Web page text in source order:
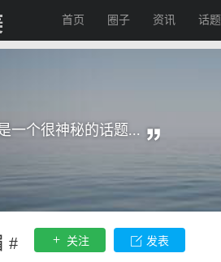
首页 圈子 资讯 话题
一个很神秘的话题...
# 关注 发表